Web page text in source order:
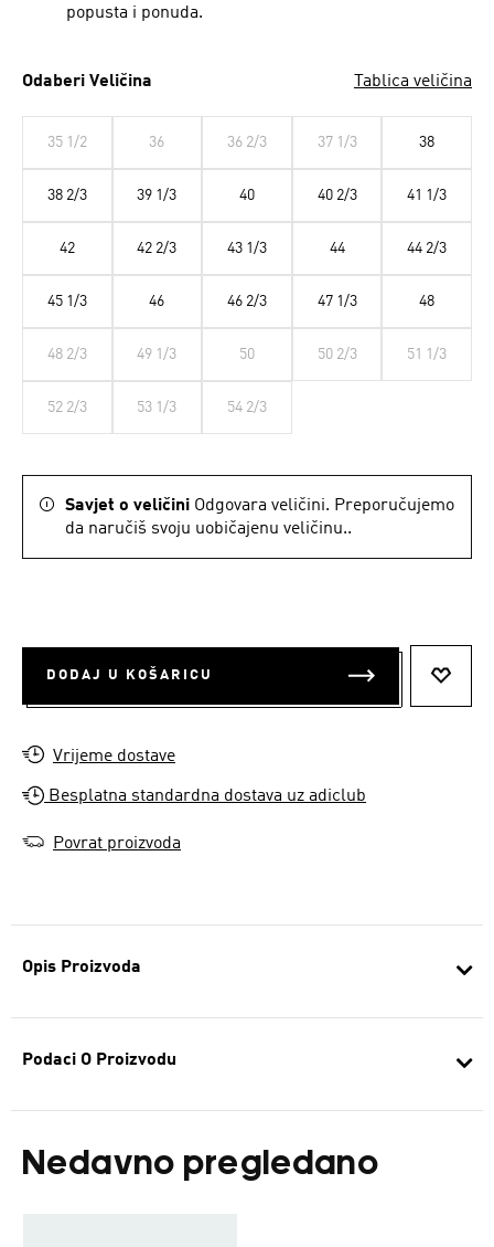
Opis Proizvoda
Podaci O Proizvodu
Nedavno pregledano
popusta i ponuda.
Odaberi Veličina Tablica veličina
35 1/2 36 36 2/3 37 1/3 38
38 2/3 39 1/3 40 40 2/3 41 1/3
42 42 2/3 43 1/3 44 44 2/3
45 1/3 46 46 2/3 47 1/3 48
48 2/3 49 1/3 50 50 2/3 51 1/3
52 2/3 53 1/3 54 2/3
Savjet o veličini Odgovara veličini. Preporučujemo
da naručiš svoju uobičajenu veličinu..
DODAJ U KOŠARICU
Vrijeme dostave
Besplatna standardna dostava uz adiclub
Povrat proizvoda